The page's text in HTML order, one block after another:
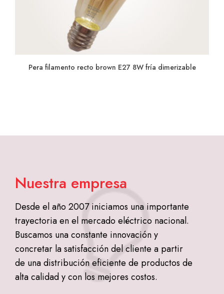
Pera filamento recto brown E27 8W fría dimerizable
Nuestra empresa
Desde el año 2007 iniciamos una importante
trayectoria en el mercado eléctrico nacional.
Buscamos una constante innovación y
concretar la satisfacción del cliente a partir
de una distribución eficiente de productos de
alta calidad y con los mejores costos.